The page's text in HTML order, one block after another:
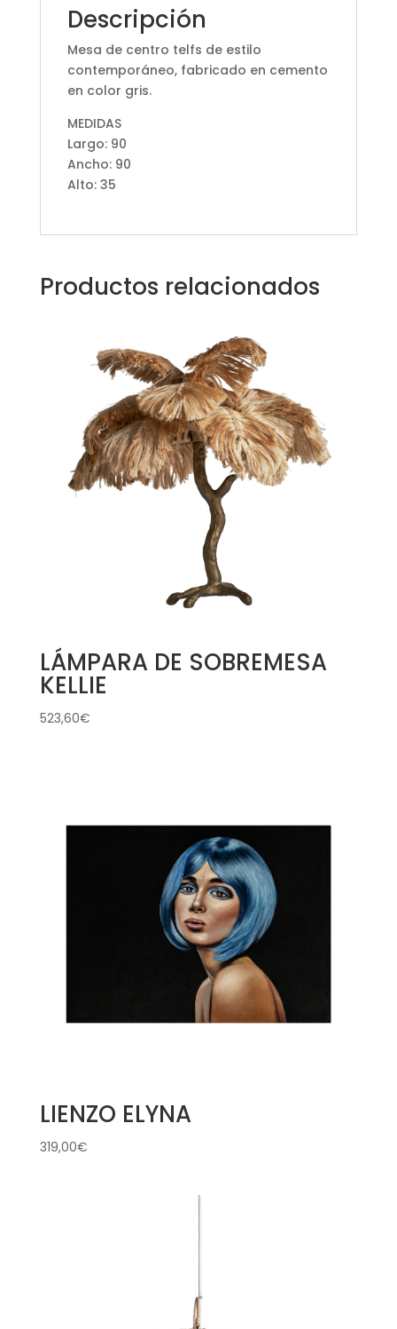
Descripción
Mesa de centro telfs de estilo
contemporáneo, fabricado en cemento
en color gris.
MEDIDAS
Largo: 90
Ancho: 90
Alto: 35
Productos relacionados
LÁMPARA DE SOBREMESA
KELLIE
523,60€
LIENZO ELYNA
319,00€